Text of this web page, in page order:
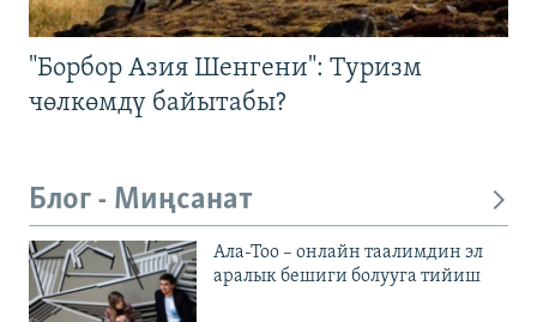
"Борбор Азия Шенгени": Туризм
чөлкөмдү байытабы?
Блог - Миңсанат
Ала-Тоо – онлайн таалимдин эл
аралык бешиги болууга тийиш